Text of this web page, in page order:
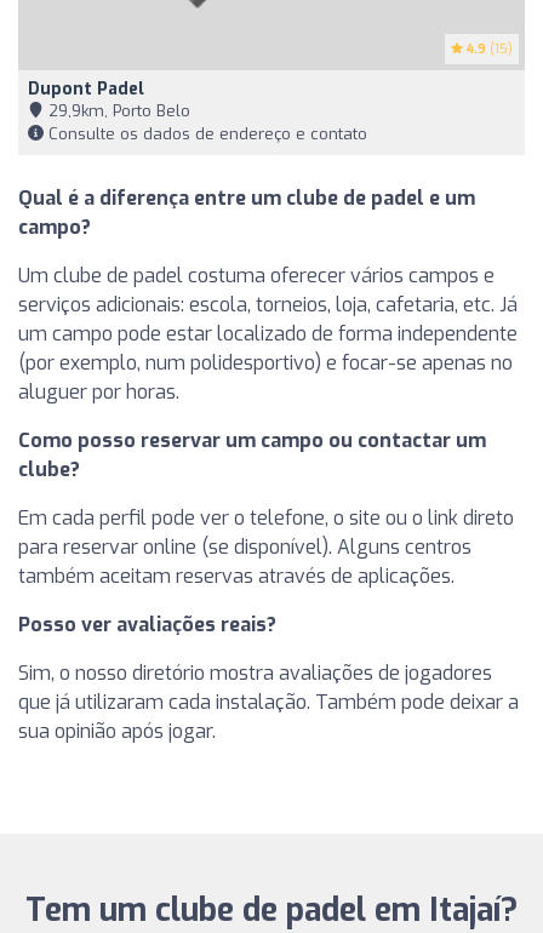
4.9 (15)
Dupont Padel
29,9km, Porto Belo
Consulte os dados de endereço e contato
Qual é a diferença entre um clube de padel e um
campo?
Um clube de padel costuma oferecer vários campos e
serviços adicionais: escola, torneios, loja, cafetaria, etc. Já
um campo pode estar localizado de forma independente
(por exemplo, num polidesportivo) e focar-se apenas no
aluguer por horas.
Como posso reservar um campo ou contactar um
clube?
Em cada perfil pode ver o telefone, o site ou o link direto
para reservar online (se disponível). Alguns centros
também aceitam reservas através de aplicações.
Posso ver avaliações reais?
Sim, o nosso diretório mostra avaliações de jogadores
que já utilizaram cada instalação. Também pode deixar a
sua opinião após jogar.
Tem um clube de padel em Itajaí?